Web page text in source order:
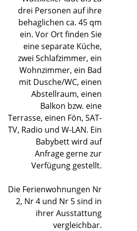
drei Personen auf ihre
behaglichen ca. 45 qm
ein. Vor Ort finden Sie
eine separate Küche,
zwei Schlafzimmer, ein
Wohnzimmer, ein Bad
mit Dusche/WC, einen
Abstellraum, einen
Balkon bzw. eine
Terrasse, einen Fön, SAT-
TV, Radio und W-LAN. Ein
Babybett wird auf
Anfrage gerne zur
Verfügung gestellt.
Die Ferienwohnungen Nr
2, Nr 4 und Nr 5 sind in
ihrer Ausstattung
vergleichbar.